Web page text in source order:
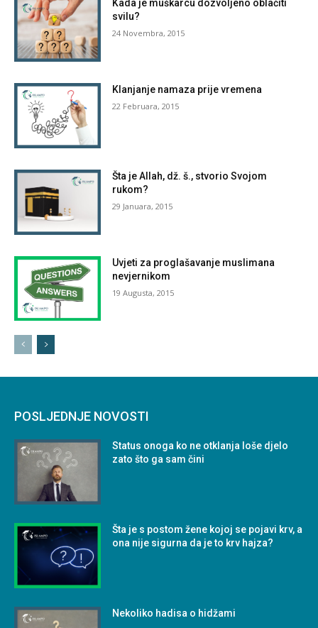
Kada je muškarcu dozvoljeno oblačiti
svilu?
24 Novembra, 2015
Klanjanje namaza prije vremena
22 Februara, 2015
Šta je Allah, dž. š., stvorio Svojom
rukom?
29 Januara, 2015
Uvjeti za proglašavanje muslimana
nevjernikom
19 Augusta, 2015
POSLJEDNJE NOVOSTI
Status onoga ko ne otklanja loše djelo
zato što ga sam čini
Šta je s postom žene kojoj se pojavi krv, a
ona nije sigurna da je to krv hajza?
Nekoliko hadisa o hidžami